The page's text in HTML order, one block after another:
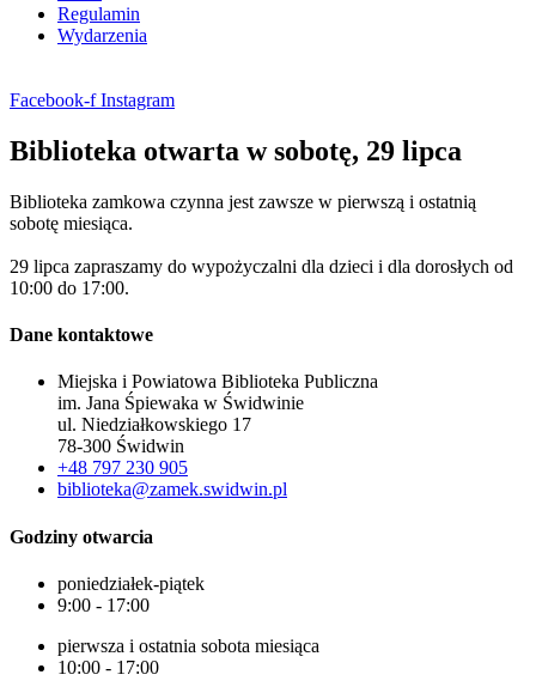
Regulamin
Wydarzenia
Facebook-f Instagram
Biblioteka otwarta w sobotę, 29 lipca
Biblioteka zamkowa czynna jest zawsze w pierwszą i ostatnią
sobotę miesiąca.
29 lipca zapraszamy do wypożyczalni dla dzieci i dla dorosłych od
10:00 do 17:00.
Dane kontaktowe
Miejska i Powiatowa Biblioteka Publiczna
im. Jana Śpiewaka w Świdwinie
ul. Niedziałkowskiego 17
78-300 Świdwin
+48 797 230 905
biblioteka@zamek.swidwin.pl
Godziny otwarcia
poniedziałek-piątek
9:00 - 17:00
pierwsza i ostatnia sobota miesiąca
10:00 - 17:00